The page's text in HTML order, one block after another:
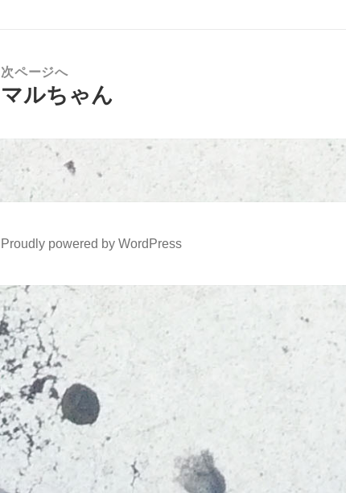
次ページへ
次
投
稿:
マルちゃん
Proudly powered by WordPress